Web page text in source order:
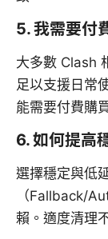
5. 我需要付
大多數 Clash
足以支援日常
能需要付費購
6. 如何提高
選擇穩定與低
（Fallback/
賴。適度清理